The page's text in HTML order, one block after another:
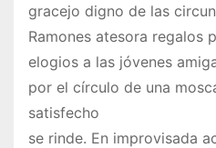
gracejo digno de las
Ramones atesora regalos
elogios a las jóvenes
por el círculo de una
satisfecho
se rinde. En improvisada